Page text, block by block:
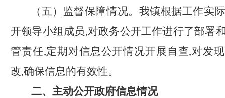
（五） 监督保障情况。 我镇根据工作实
开领导小组成员,对政务公开工作进行了部署
管责任,定期对信息公开情况开展自查,对发
改,确保信息的有效性。
二、主动公开政府信息情况